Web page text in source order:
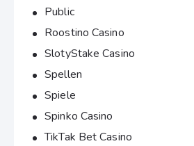
Public
Roostino Casino
SlotyStake Casino
Spellen
Spiele
Spinko Casino
TikTak Bet Casino